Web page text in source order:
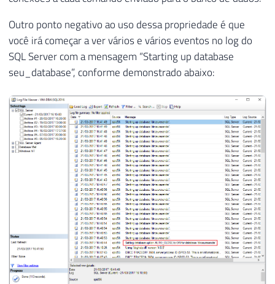
Outro ponto negativo ao uso dessa propriedade é que
você irá começar a ver vários e vários eventos no log do
SQL Server com a mensagem “Starting up database
seu_database”, conforme demonstrado abaixo: